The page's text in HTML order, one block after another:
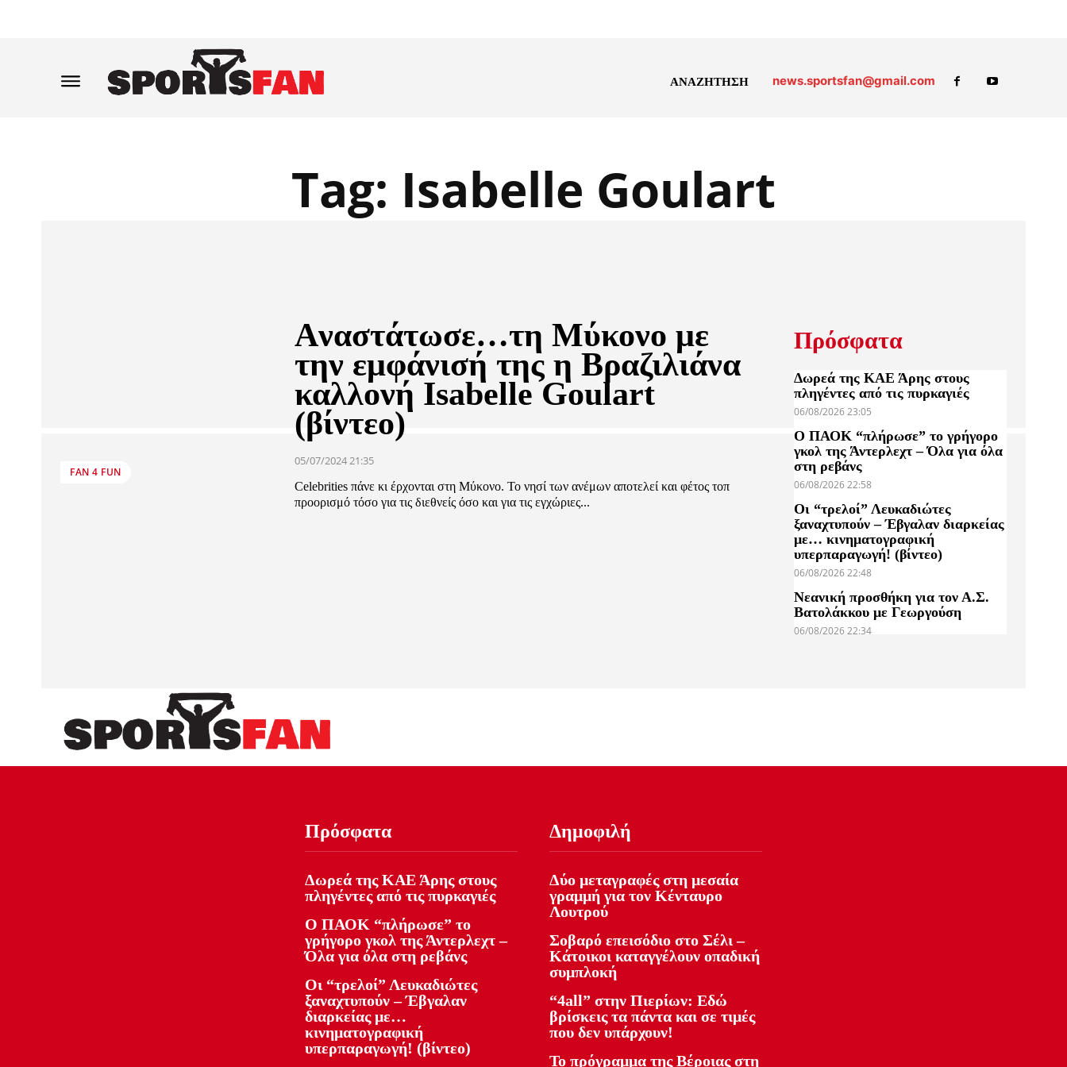
ΑΝΑΖΗΤΗΣΗ news.sportsfan@gmail.com
Tag: Isabelle Goulart
FAN 4 FUN
Aναστάτωσε…τη Μύκονο με
την εμφάνισή της η Βραζιλιάνα
καλλονή Isabelle Goulart
(βίντεο)
05/07/2024 21:35
Celebrities πάνε κι έρχονται στη Μύκονο. Το νησί των ανέμων αποτελεί και φέτος τοπ
προορισμό τόσο για τις διεθνείς όσο και για τις εγχώριες...
Πρόσφατα
Δωρεά της ΚΑΕ Άρης στους
πληγέντες από τις πυρκαγιές
06/08/2026 23:05
Ο ΠΑΟΚ “πλήρωσε” το γρήγορο
γκολ της Άντερλεχτ – Όλα για όλα
στη ρεβάνς
06/08/2026 22:58
Οι “τρελοί” Λευκαδιώτες
ξαναχτυπούν – Έβγαλαν διαρκείας
με… κινηματογραφική
υπερπαραγωγή! (βίντεο)
06/08/2026 22:48
Νεανική προσθήκη για τον Α.Σ.
Βατολάκκου με Γεωργούση
06/08/2026 22:34
Πρόσφατα
Δωρεά της ΚΑΕ Άρης στους
πληγέντες από τις πυρκαγιές
Ο ΠΑΟΚ “πλήρωσε” το
γρήγορο γκολ της Άντερλεχτ –
Όλα για όλα στη ρεβάνς
Οι “τρελοί” Λευκαδιώτες
ξαναχτυπούν – Έβγαλαν
διαρκείας με…
κινηματογραφική
υπερπαραγωγή! (βίντεο)
Δημοφιλή
Δύο μεταγραφές στη μεσαία
γραμμή για τον Κένταυρο
Λουτρού
Σοβαρό επεισόδιο στο Σέλι –
Κάτοικοι καταγγέλουν οπαδική
συμπλοκή
“4all” στην Πιερίων: Εδώ
βρίσκεις τα πάντα και σε τιμές
που δεν υπάρχουν!
Το πρόγραμμα της Βέροιας στη